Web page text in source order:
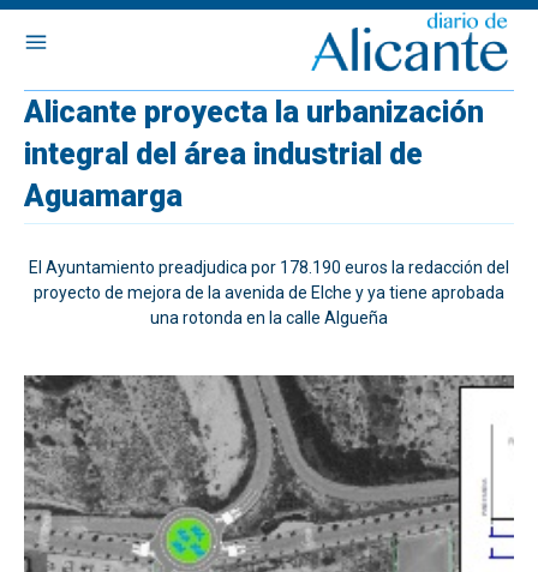
Alicante proyecta la urbanización
integral del área industrial de
Aguamarga
El Ayuntamiento preadjudica por 178.190 euros la redacción del
proyecto de mejora de la avenida de Elche y ya tiene aprobada
una rotonda en la calle Algueña